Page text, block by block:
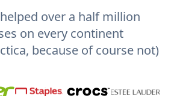
helped over a half million
on every continent
because of course not)